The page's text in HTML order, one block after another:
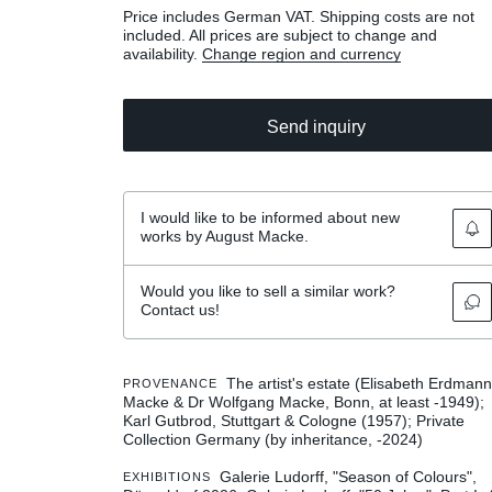
Price includes German VAT. Shipping costs are not
included. All prices are subject to change and
availability. Change region and currency
Send inquiry
I would like to be informed about new
works by August Macke.
Would you like to sell a similar work?
Contact us!
PROVENANCE
The artist's estate (Elisabeth
Macke & Dr Wolfgang Macke, Bonn, at least -1949);
Karl Gutbrod, Stuttgart & Cologne (1957); Private
Collection Germany (by inheritance, -2024)
EXHIBITIONS
Galerie Ludorff, "Season of Colours",